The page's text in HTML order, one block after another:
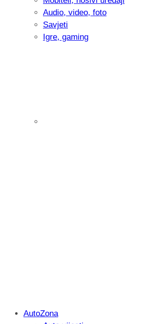
Audio, video, foto
Savjeti
Igre, gaming
AutoZona